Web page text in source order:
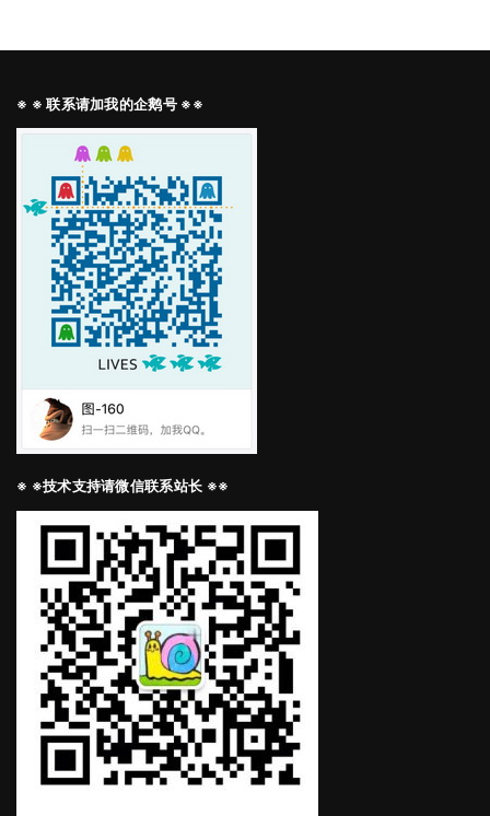
※ ※ 联系请加我的企鹅号 ※※
※ ※技术支持请微信联系站长 ※※